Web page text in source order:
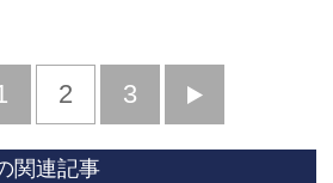
2 3
へ
関連記事